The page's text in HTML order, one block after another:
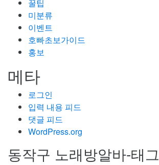
꿀팁
미분류
이벤트
호빠초보가이드
홍보
메타
로그인
입력 내용 피드
댓글 피드
WordPress.org
동작구 노래방알바-태그